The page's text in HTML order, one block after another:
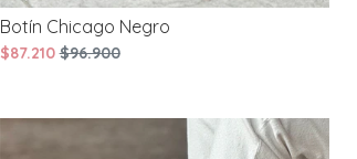
Botín Chicago Negro
$87.210 $96.900